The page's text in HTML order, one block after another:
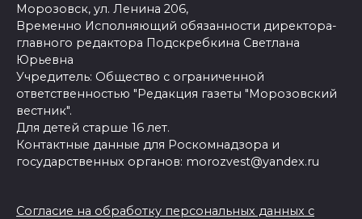
Морозовск, ул. Ленина 206,
Временно Исполняющий обязанности директора-
главного редактора Подскребкина Светлана
Юрьевна
Учредитель: Общество с ограниченной
ответственностью "Редакция газеты "Морозовский
вестник".
Для детей старше 16 лет.
Контактные данные для Роскомнадзора и
государственных органов: morozvest@yandex.ru
Согласие на обработку персональных данных с